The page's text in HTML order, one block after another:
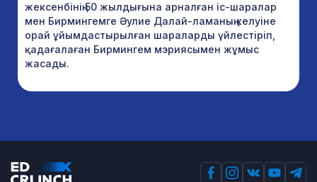
жексенбінің 50 жылдығына арналған іс-шаралар
мен Бирмингемге Әулие Далай-ламаның келуіне
орай ұйымдастырылған шараларды үйлестіріп,
қадағалаған Бирмингем мэриясымен жұмыс
жасады.